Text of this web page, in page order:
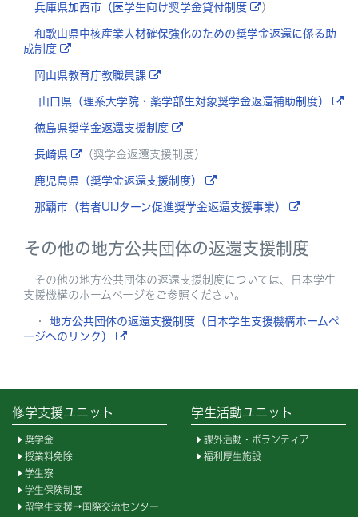
兵庫県加西市（医学生向け奨学金貸付制度 ）
和歌山県中核産業人材確保強化のための奨学金返還に係る助
成制度
岡山県教育庁教職員課
山口県（理系大学院・薬学部生対象奨学金返還補助制度）
徳島県奨学金返還支援制度
長崎県 （奨学金返還支援制度）
鹿児島県（奨学金返還支援制度）
那覇市（若者UIJターン促進奨学金返還支援事業）
その他の地方公共団体の返還支援制度
その他の地方公共団体の返還支援制度については、日本学生
支援機構のホームページをご参照ください。
・ 地方公共団体の返還支援制度（日本学生支援機構ホームペ
ージへのリンク）
修学支援ユニット
奨学金
授業料免除
学生寮
学生保険制度
留学生支援→国際交流センター
学生活動ユニット
課外活動・ボランティア
福利厚生施設